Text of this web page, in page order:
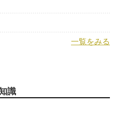
一覧をみる
識